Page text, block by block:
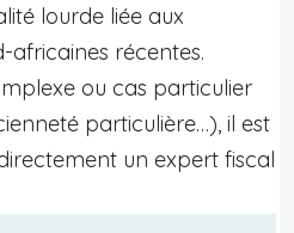
lourde liée aux
africaines récentes.
ou cas particulier
particulière…), il est
un expert fiscal